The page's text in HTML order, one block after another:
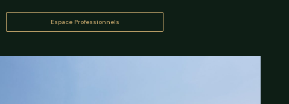
Espace Professionnels